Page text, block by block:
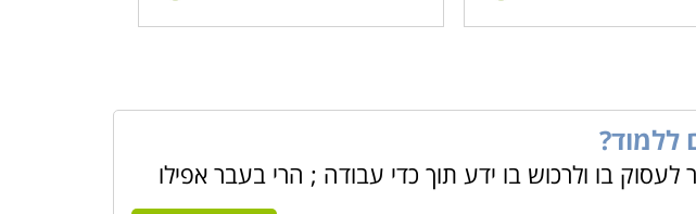
בו ולרכוש בו ידע תוך כדי עבודה ; הרי בעבר אפילו